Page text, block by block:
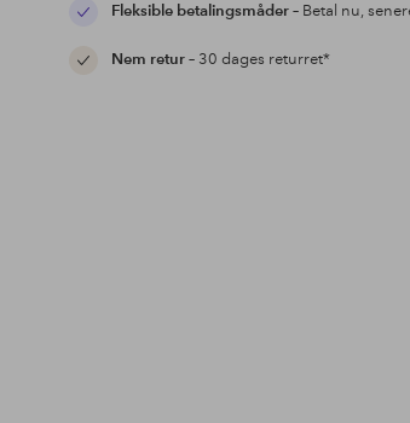
Fleksible betalingsmåder– Betal nu,
Nem retur– 30 dages returret*